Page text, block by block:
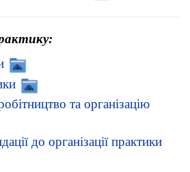
та організацію
до організації практики